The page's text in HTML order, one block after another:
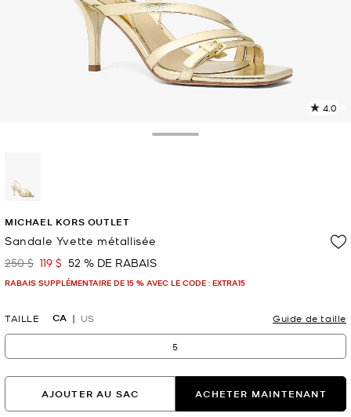
4.0
MICHAEL KORS OUTLET
Sandale Yvette métallisée
était
250 $ maintenant
119 $ 52 % DE RABAIS
RABAIS SUPPLÉMENTAIRE DE 15 % AVEC LE CODE : EXTRA15
TAILLE CA US Guide de taille
5
AJOUTER AU SAC ACHETER MAINTENANT